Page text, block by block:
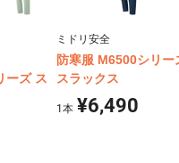
ーズ ス
ミドリ安全
防寒服 M6500シリー
スラックス
1本 ¥6,490